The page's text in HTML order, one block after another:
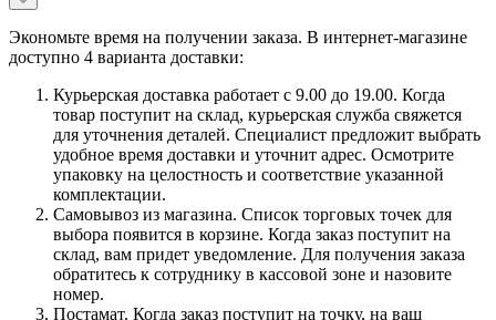
Экономьте время на получении заказа. В интернет-магазине
доступно 4 варианта доставки:
Курьерская доставка работает с 9.00 до 19.00. Когда
товар поступит на склад, курьерская служба свяжется
для уточнения деталей. Специалист предложит выбрать
удобное время доставки и уточнит адрес. Осмотрите
упаковку на целостность и соответствие указанной
комплектации.
Самовывоз из магазина. Список торговых точек для
выбора появится в корзине. Когда заказ поступит на
склад, вам придет уведомление. Для получения заказа
обратитесь к сотруднику в кассовой зоне и назовите
номер.
Постамат. Когда заказ поступит на точку, на ваш